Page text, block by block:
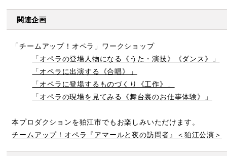
関連企画
「チームアップ！オペラ」ワークショップ
「オペラの登場人物になる《うた・演技》《ダンス》」
「オペラに出演する《合唱》」
「オペラに登場するものづくり《工作》」
「オペラの現場を見てみる《舞台裏のお仕事体験》」
本プロダクションを狛江市でもお楽しみいただけます。
チームアップ！オペラ『アマールと夜の訪問者』＜狛江公演＞